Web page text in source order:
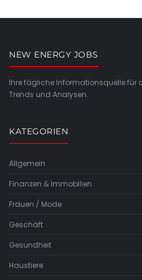
NEW ENERGY JOBS
Ihre tägliche Informationsquelle für
Trends und Analysen.
KATEGORIEN
Allgemein
Finanzen & Immobilien
Frauen / Mode
Geschäft
Gesundheit
Haustiere